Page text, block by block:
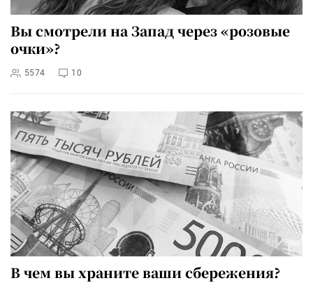
Вы смотрели на Запад через «розовые
очки»?
5574 10
В чем вы храните ваши сбережения?